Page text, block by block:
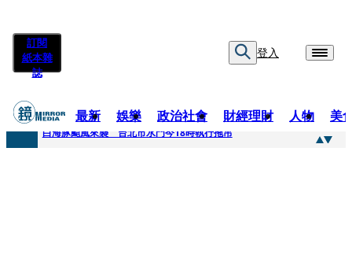
訂閱
紙本雜
誌
登入
最新 娛樂 政治社會 財經理財 人物 美
快訊
白海豚颱風來襲 台北市水門今18時執行拖吊